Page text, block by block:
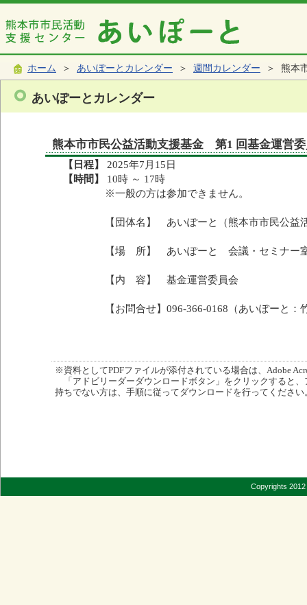
ホーム ＞ あいぽーとカレンダー ＞ 週間カレンダー ＞ 熊本
あいぽーとカレンダー
熊本市市民公益活動支援基金 第1 回基金運営
【日程】
2025年7月15日
【時間】
10時 ～ 17時
※一般の方は参加できません。
【団体名】 あいぽーと（熊本市市民公益
【場 所】 あいぽーと 会議・セミナー
【内 容】 基金運営委員会
【お問合せ】096-366-0168（あいぽーと
※資料としてPDFファイルが添付されている場合は、Adobe
「アドビリーダーダウンロードボタン」をクリックすると
持ちでない方は、手順に従ってダウンロードを行ってください
Copyrights